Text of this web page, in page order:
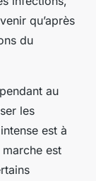
qu’après
du
au
les
est à
est